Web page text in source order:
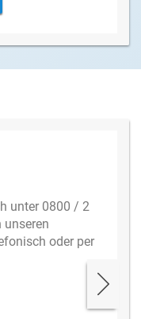
unter 0800 / 2
unseren
oder per